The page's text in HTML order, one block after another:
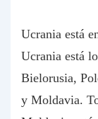
Ucrania está
Ucrania está
Bielorusia,
y Moldavia.